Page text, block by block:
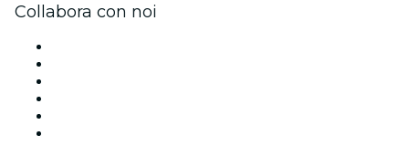
Collabora con noi